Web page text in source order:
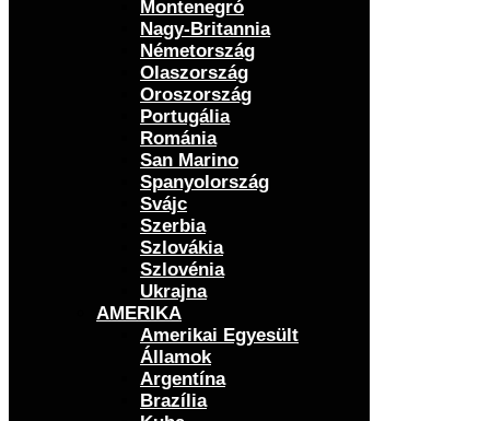
Montenegró
Nagy-Britannia
Németország
Olaszország
Oroszország
Portugália
Románia
San Marino
Spanyolország
Svájc
Szerbia
Szlovákia
Szlovénia
Ukrajna
AMERIKA
Amerikai Egyesült
Államok
Argentína
Brazília